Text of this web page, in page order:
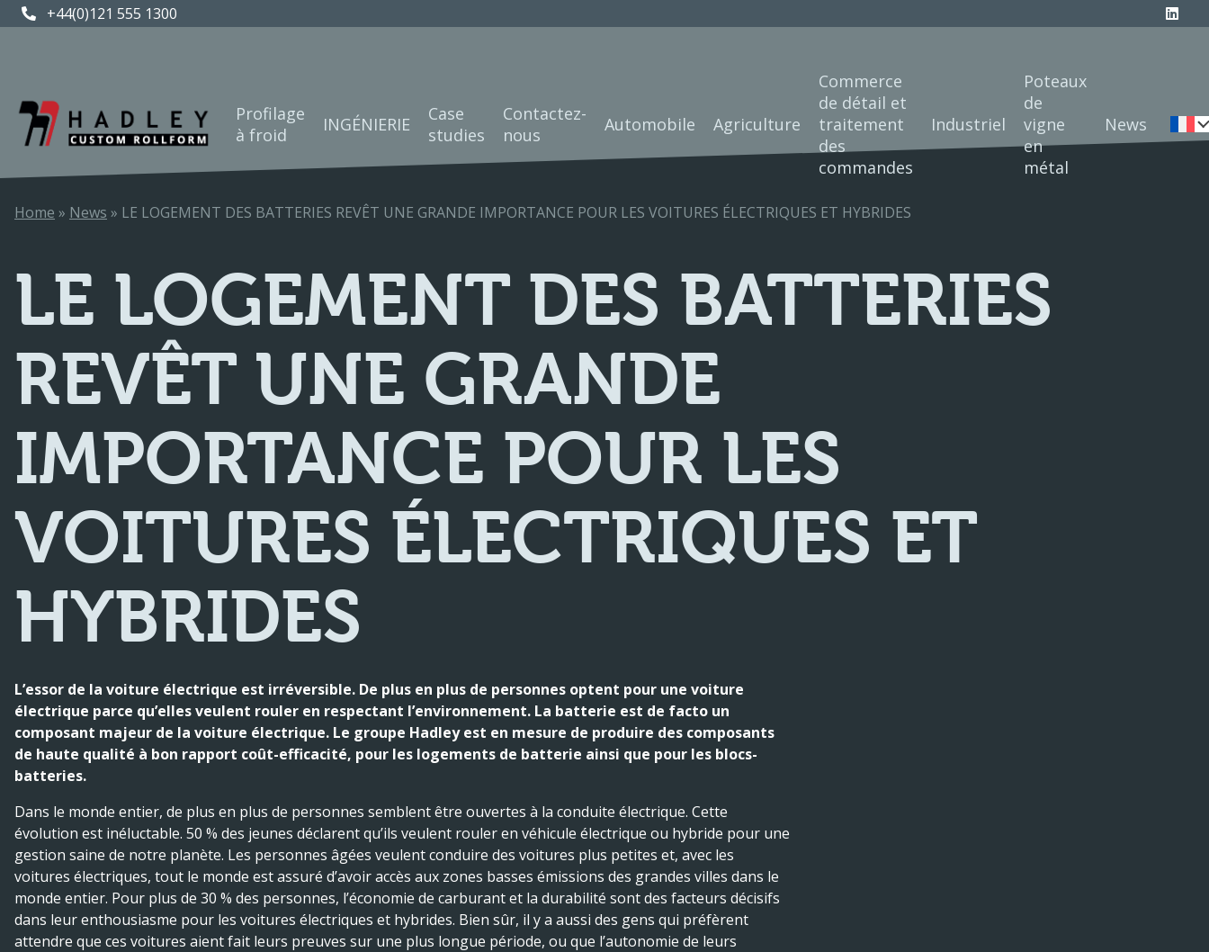
+44(0)121 555 1300
Profilage
à froid
INGÉNIERIE
Case
studies
Contactez-
nous
Automobile Agriculture
Commerce
de détail et
traitement
des
commandes
Industriel
Poteaux
de
vigne
en
métal
News
Home » News » LE LOGEMENT DES BATTERIES REVÊT UNE GRANDE IMPORTANCE POUR LES VOITURES ÉLECTRIQUES ET HYBRIDES
LE LOGEMENT DES BATTERIES
REVÊT UNE GRANDE
IMPORTANCE POUR LES
VOITURES ÉLECTRIQUES ET
HYBRIDES
L’essor de la voiture électrique est irréversible. De plus en plus de personnes optent pour une voiture
électrique parce qu’elles veulent rouler en respectant l’environnement. La batterie est de facto un
composant majeur de la voiture électrique. Le groupe Hadley est en mesure de produire des composants
de haute qualité à bon rapport coût-efficacité, pour les logements de batterie ainsi que pour les blocs-
batteries.
Dans le monde entier, de plus en plus de personnes semblent être ouvertes à la conduite électrique. Cette
évolution est inéluctable. 50 % des jeunes déclarent qu’ils veulent rouler en véhicule électrique ou hybride pour une
gestion saine de notre planète. Les personnes âgées veulent conduire des voitures plus petites et, avec les
voitures électriques, tout le monde est assuré d’avoir accès aux zones basses émissions des grandes villes dans le
monde entier. Pour plus de 30 % des personnes, l’économie de carburant et la durabilité sont des facteurs décisifs
dans leur enthousiasme pour les voitures électriques et hybrides. Bien sûr, il y a aussi des gens qui préfèrent
attendre que ces voitures aient fait leurs preuves sur une plus longue période, ou que l’autonomie de leurs